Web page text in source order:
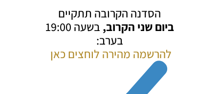
הסדנה הקרובה תתקיים
ביום שני הקרוב,
בשעה 19:00
בערב:
להרשמה מהירה לוחצים כאן